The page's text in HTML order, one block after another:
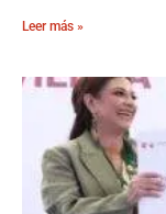
Leer más »